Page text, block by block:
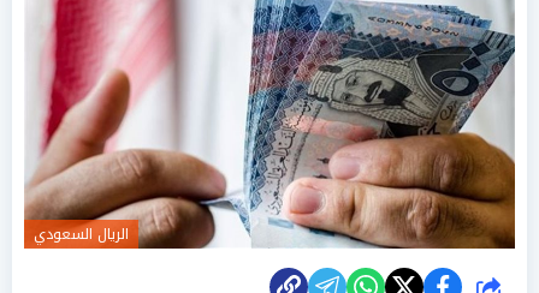
الريال السعودي